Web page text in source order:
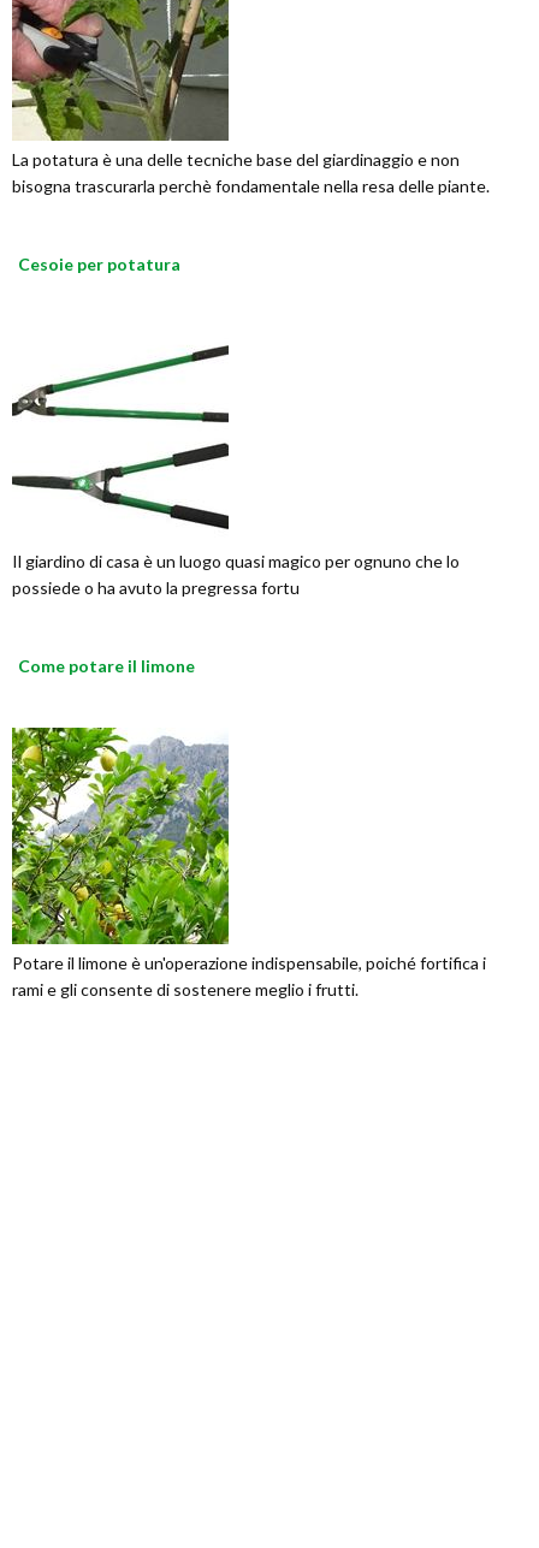
La potatura è una delle tecniche base del giardinaggio e non
bisogna trascurarla perchè fondamentale nella resa delle piante.
Cesoie per potatura
Il giardino di casa è un luogo quasi magico per ognuno che lo
possiede o ha avuto la pregressa fortu
Come potare il limone
Potare il limone è un'operazione indispensabile, poiché fortifica i
rami e gli consente di sostenere meglio i frutti.